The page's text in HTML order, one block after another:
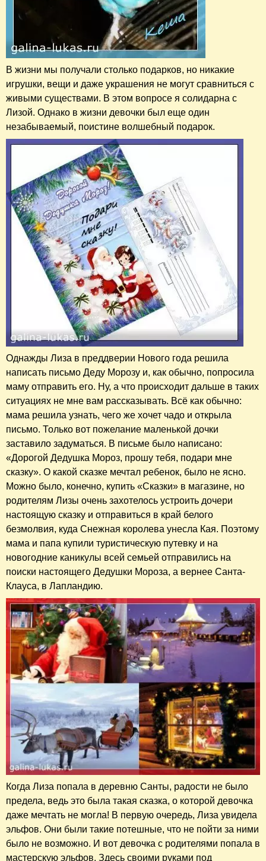
В жизни мы получали столько подарков, но никакие
игрушки, вещи и даже украшения не могут сравниться с
живыми существами. В этом вопросе я солидарна с
Лизой. Однако в жизни девочки был еще один
незабываемый, поистине волшебный подарок.
Однажды Лиза в преддверии Нового года решила
написать письмо Деду Морозу и, как обычно, попросила
маму отправить его. Ну, а что происходит дальше в таких
ситуациях не мне вам рассказывать. Всё как обычно:
мама решила узнать, чего же хочет чадо и открыла
письмо. Только вот пожелание маленькой дочки
заставило задуматься. В письме было написано:
«Дорогой Дедушка Мороз, прошу тебя, подари мне
сказку». О какой сказке мечтал ребенок, было не ясно.
Можно было, конечно, купить «Сказки» в магазине, но
родителям Лизы очень захотелось устроить дочери
настоящую сказку и отправиться в край белого
безмолвия, куда Снежная королева унесла Кая. Поэтому
мама и папа купили туристическую путевку и на
новогодние каникулы всей семьей отправились на
поиски настоящего Дедушки Мороза, а вернее Санта-
Клауса, в Лапландию.
Когда Лиза попала в деревню Санты, радости не было
предела, ведь это была такая сказка, о которой девочка
даже мечтать не могла! В первую очередь, Лиза увидела
эльфов. Они были такие потешные, что не пойти за ними
было не возможно. И вот девочка с родителями попала в
мастерскую эльфов. Здесь своими руками под